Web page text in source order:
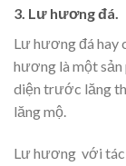
3. Lư hương đá.
Lư hương đá hay
hương là một
diện trước lăng
lăng mộ.
Lư hương với tác